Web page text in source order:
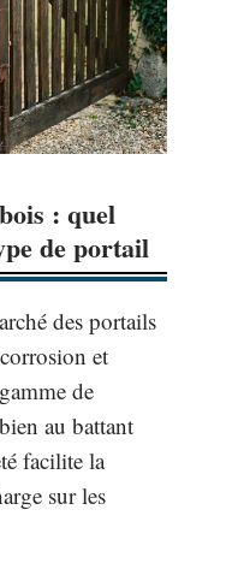
: quel
de portail
des portails
et
de
au battant
facilite la
sur les